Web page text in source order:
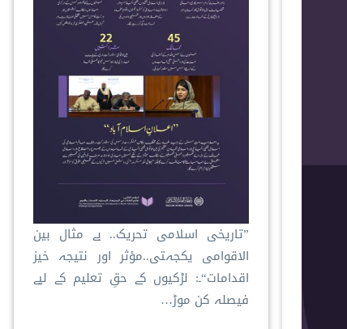
”تاریخی اسلامی تحریک.. بے مثال بین
الاقوامی یکجہتی..مؤثر اور نتیجہ خیز
اقدامات“۔: لڑکیوں کے حقِ تعلیم کے لیے
فیصلہ کن موڑ…